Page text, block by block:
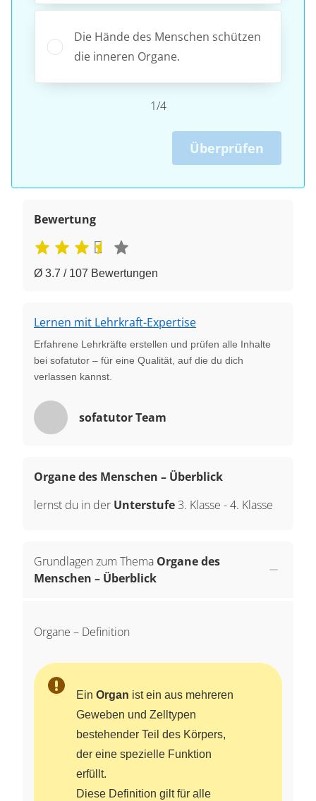
Die Hände des Menschen schützen
die inneren Organe.
1/4
Überprüfen
Bewertung
Ø 3.7 / 107 Bewertungen
Lernen mit Lehrkraft-Expertise
Erfahrene Lehrkräfte erstellen und prüfen alle Inhalte
bei sofatutor – für eine Qualität, auf die du dich
verlassen kannst.
sofatutor Team
Organe des Menschen – Überblick
lernst du in der Unterstufe 3. Klasse -4. Klasse
Grundlagen zum Thema Organe des
Menschen – Überblick
Organe – Definition
Ein Organ ist ein aus mehreren
Geweben und Zelltypen
bestehender Teil des Körpers,
der eine spezielle Funktion
erfüllt.
Diese Definition gilt für alle